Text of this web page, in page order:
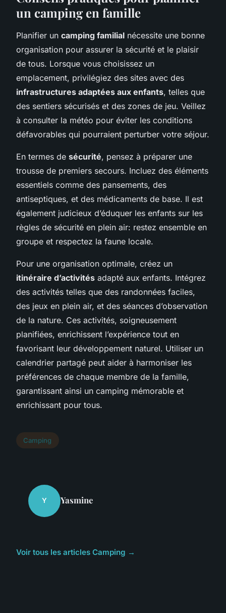
un camping en famille
Planifier un camping familial nécessite une bonne
organisation pour assurer la sécurité et le plaisir
de tous. Lorsque vous choisissez un
emplacement, privilégiez des sites avec des
infrastructures adaptées aux enfants, telles que
des sentiers sécurisés et des zones de jeu. Veillez
à consulter la météo pour éviter les conditions
défavorables qui pourraient perturber votre séjour.
En termes de sécurité, pensez à préparer une
trousse de premiers secours. Incluez des éléments
essentiels comme des pansements, des
antiseptiques, et des médicaments de base. Il est
également judicieux d’éduquer les enfants sur les
règles de sécurité en plein air: restez ensemble en
groupe et respectez la faune locale.
Pour une organisation optimale, créez un
itinéraire d’activités adapté aux enfants. Intégrez
des activités telles que des randonnées faciles,
des jeux en plein air, et des séances d’observation
de la nature. Ces activités, soigneusement
planifiées, enrichissent l’expérience tout en
favorisant leur développement naturel. Utiliser un
calendrier partagé peut aider à harmoniser les
préférences de chaque membre de la famille,
garantissant ainsi un camping mémorable et
enrichissant pour tous.
Camping
Y Yasmine
Voir tous les articles Camping →